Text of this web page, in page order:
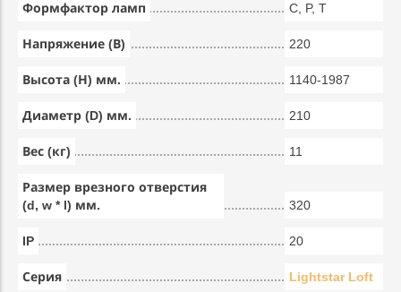
Формфактор ламп C, P, T
Напряжение (В) 220
Высота (Н) мм. 1140-1987
Диаметр (D) мм. 210
Вес (кг) 11
Размер врезного отверстия
(d, w * l) мм.
320
IP 20
Серия Lightstar Loft